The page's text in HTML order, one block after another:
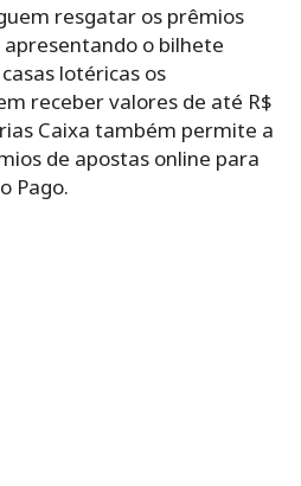
resgatar os prêmios
apresentando o bilhete
lotéricas os
receber valores de até R$
Caixa também permite a
de apostas online para
Pago.